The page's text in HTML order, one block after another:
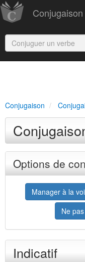
Conjugaison
Options de
Manager à la
Ne
Indicatif